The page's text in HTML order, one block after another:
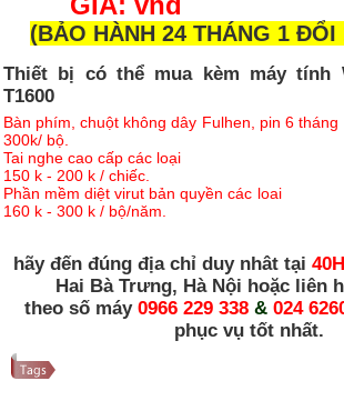
(BẢO HÀNH 24 THÁNG 1 ĐỔI
Thiết bị có thể mua kèm máy tính
T1600
Bàn phím, chuột không dây
300k/ bộ.
Tai nghe cao cấp
150 k - 200 k / chiếc.
Phần mềm diệt virut bản
160 k - 300 k / bộ/năm.
hãy đến đúng địa chỉ duy nhât tại 40H
Hai Bà Trưng, Hà Nội hoặc liên
theo số máy 0966 229 338 &024
phục vụ tốt nhất.